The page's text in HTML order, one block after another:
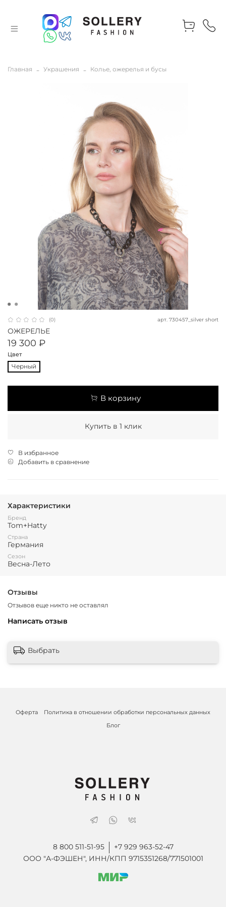
Главная Украшения Колье, ожерелья и бусы
(0) арт. 730457_silver short
ОЖЕРЕЛЬЕ
19 300 ₽
Цвет
Черный
В корзину
Купить в 1 клик
В избранное
Добавить в сравнение
Характеристики
Бренд
Tom+Hatty
Страна
Германия
Сезон
Весна-Лето
Отзывы
Отзывов еще никто не оставлял
Написать отзыв
Выбрать
Оферта
Политика в отношении обработки персональных данных
Блог
8 800 511-51-95
+7 929 963-52-47
ООО "А-ФЭШЕН", ИНН/КПП 9715351268/771501001